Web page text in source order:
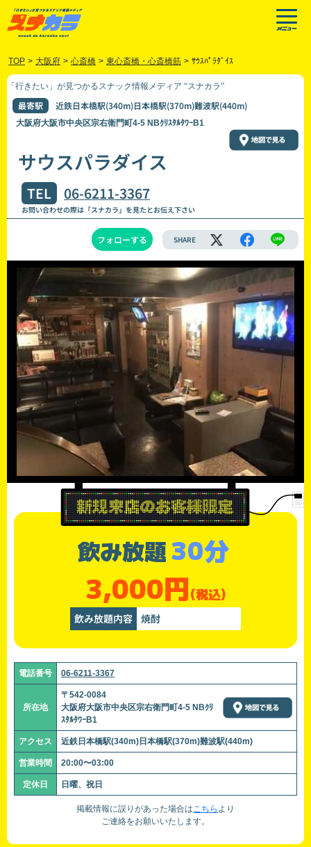
TOP > 大阪府 > 心斎橋 > 東心斎橋・心斎橋筋 > ｻｳｽﾊﾟﾗﾀﾞｲｽ
「行きたい」が見つかるスナック情報メディア “スナカラ”
最寄駅 近鉄日本橋駅(340m)日本橋駅(370m)難波駅(440m)
大阪府大阪市中央区宗右衛門町4-5 NBｸﾘｽﾀﾙﾀﾜｰB1
サウスパラダイス
TEL 06-6211-3367
お問い合わせの際は「スナカラ」を見たとお伝え下さい
フォローする SHARE
飲み放題30分
3,000円(税込)
飲み放題内容 焼酎
電話番号 06-6211-3367
所在地
〒542-0084
大阪府大阪市中央区宗右衛門町4-5 NBｸﾘ
ｽﾀﾙﾀﾜｰB1
アクセス 近鉄日本橋駅(340m)日本橋駅(370m)難波駅(440m)
営業時間 20:00〜03:00
定休日 日曜、祝日
掲載情報に誤りがあった場合はこちら より
ご連絡をお願いいたします。